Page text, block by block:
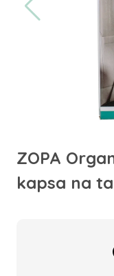
ZOPA
kapsa na